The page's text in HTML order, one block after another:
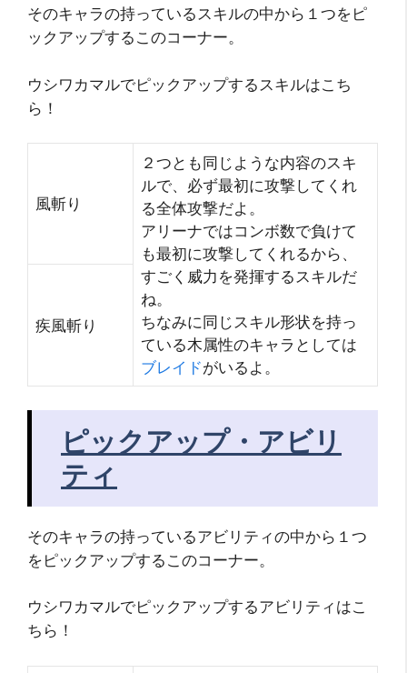
そのキャラの持っているスキルの中から１つをピ
ックアップするこのコーナー。
ウシワカマルでピックアップするスキルはこち
ら！
風斬り
２つとも同じような内容のスキ
ルで、必ず最初に攻撃してくれ
る全体攻撃だよ。
アリーナではコンボ数で負けて
も最初に攻撃してくれるから、
すごく威力を発揮するスキルだ
ね。
ちなみに同じスキル形状を持っ
ている木属性のキャラとしては
ブレイドがいるよ。
疾風斬り
ピックアップ・アビリ
ティ
そのキャラの持っているアビリティの中から１つ
をピックアップするこのコーナー。
ウシワカマルでピックアップするアビリティはこ
ちら！